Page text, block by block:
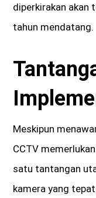
diperkirakan akan
tahun mendatang.
Meskipun
CCTV
satu tantangan
kamera yang